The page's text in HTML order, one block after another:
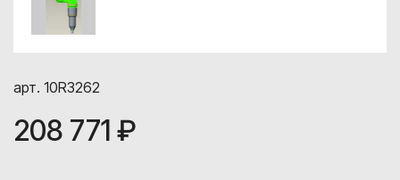
арт. 10R3262
208 771 ₽